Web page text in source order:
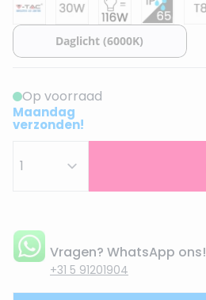
Op voorraad
Maandag
verzonden!
Vragen? WhatsApp ons!
+31 5 91201904